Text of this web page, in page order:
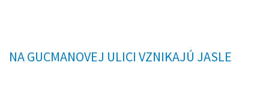
NA GUCMANOVEJ ULICI VZNIKAJÚ JASLE